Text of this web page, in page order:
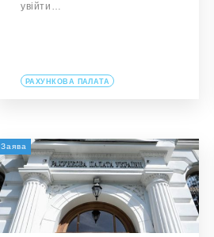
увійти…
РАХУНКОВА ПАЛАТА
Заява